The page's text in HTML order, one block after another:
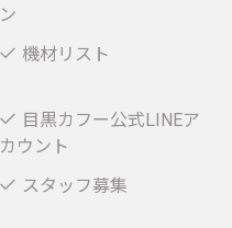
ン
機材リスト
目黒カフー公式LINEア
カウント
スタッフ募集